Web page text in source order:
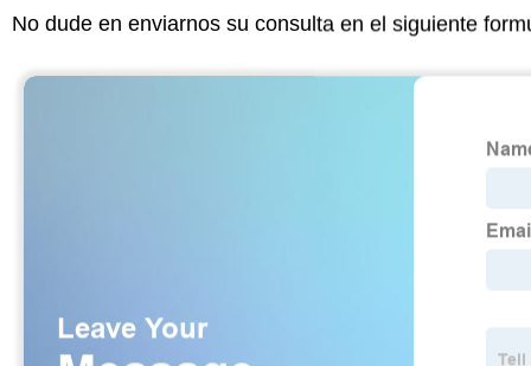
No dude en enviarnos su consulta en el siguiente